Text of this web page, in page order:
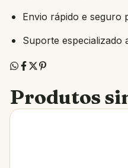
Envio rápido e seguro
Suporte especializado
Produtos